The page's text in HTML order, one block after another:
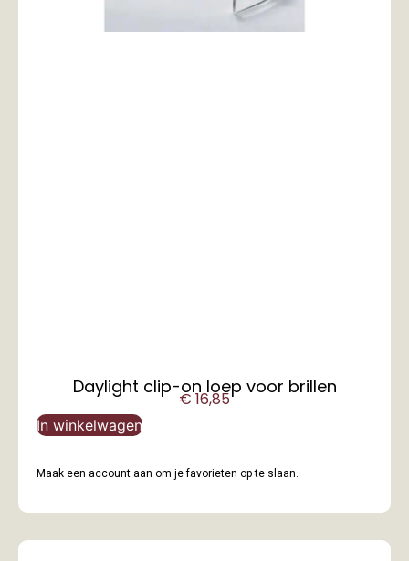
Daylight clip-on loep voor brillen
€16,85
In winkelwagen
Maak een account aan om je favorieten op te slaan.